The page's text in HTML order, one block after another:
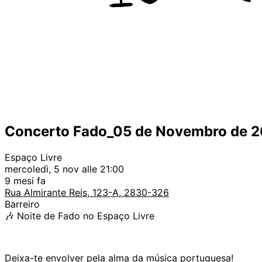
Concerto Fado_05 de Novembro de
Espaço Livre
mercoledì, 5 nov alle 21:00
9 mesi fa
Rua Almirante Reis, 123-A, 2830-326
Barreiro
🎶 Noite de Fado no Espaço Livre
Deixa-te envolver pela alma da música portuguesa!